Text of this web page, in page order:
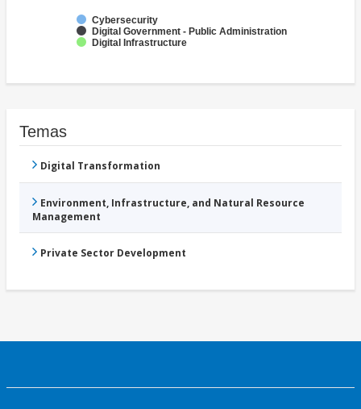
Cybersecurity
Digital Government - Public Administration
Digital Infrastructure
Temas
Digital Transformation
Environment, Infrastructure, and Natural Resource
Management
Private Sector Development